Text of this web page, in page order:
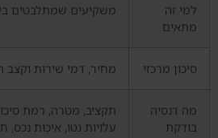
למי זה
מתאים
משקיעים שמתלבטים
סיכון מרכזי מחיר, דמי שירות
מה דנסיה
בודקת
תקציב, מטרה, רמת
עלויות נטו, איכות נכס,